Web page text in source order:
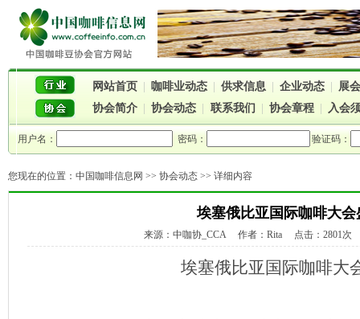
网站首页 咖啡业动态 供求信息 企业动态
展
协会简介
协会动态 联系我们 协会章程 入会
用户名： 密码： 验证码：
您现在的位置： 中国咖啡信息网 >> 协会动态 >> 详细内容
埃塞俄比亚国际咖啡大会
来源：中咖协_CCA 作者：Rita 点击：2801次
埃塞俄比亚国际咖啡大